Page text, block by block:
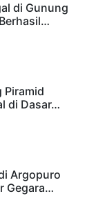
di Gunung
Piramid
di Dasar…
Argopuro
Gegara…